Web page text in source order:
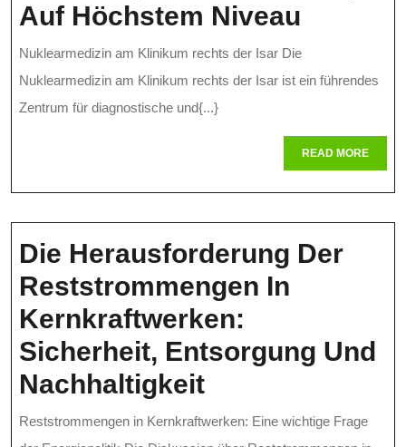
Auf Höchstem Niveau
Am
Rechts
Der
Auf
Nuklearmedizin am Klinikum rechts der Isar Die
Nuklearmedizin am Klinikum rechts der Isar ist ein führendes
Zentrum für diagnostische und{...}
READ MOREREAD
MORE
Die Herausforderung Der
Reststrommengen In
Kernkraftwerken:
Sicherheit, Entsorgung Und
NachhaltigkeitDie
Reststrommengen in Kernkraftwerken: Eine wichtige Frage